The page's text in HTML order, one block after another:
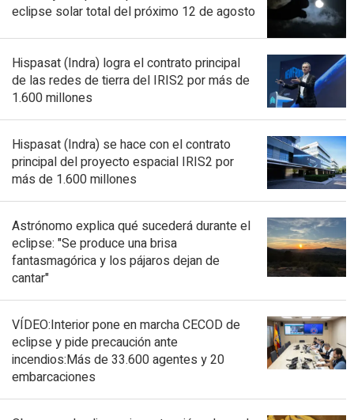
eclipse solar total del próximo 12 de agosto
Hispasat (Indra) logra el contrato principal
de las redes de tierra del IRIS2 por más de
1.600 millones
Hispasat (Indra) se hace con el contrato
principal del proyecto espacial IRIS2 por
más de 1.600 millones
Astrónomo explica qué sucederá durante el
eclipse: "Se produce una brisa
fantasmagórica y los pájaros dejan de
cantar"
VÍDEO:Interior pone en marcha CECOD de
eclipse y pide precaución ante
incendios:Más de 33.600 agentes y 20
embarcaciones